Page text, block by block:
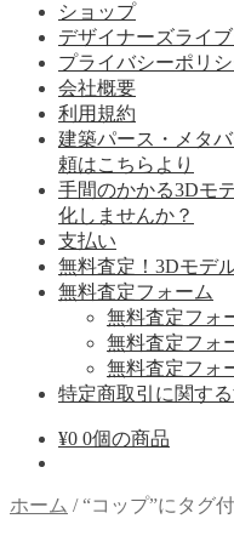
ショップ
デザイナーズライブ
プライバシーポリ
会社概要
利用規約
建築パース・メタ
頼はこちらより
手間のかかる3Dモ
化しませんか？
支払い
無料査定！3Dモデ
無料査定フォーム
無料査定フォ
無料査定フォ
無料査定フォ
特定商取引に関す
¥0 0個の商品
ホーム /“コップ”にタグ